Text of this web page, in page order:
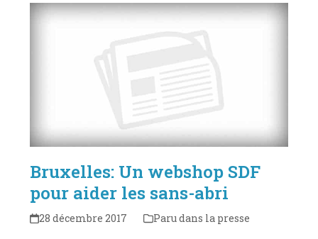
Bruxelles: Un webshop SDF
pour aider les sans-abri
28 décembre 2017 Paru dans la presse